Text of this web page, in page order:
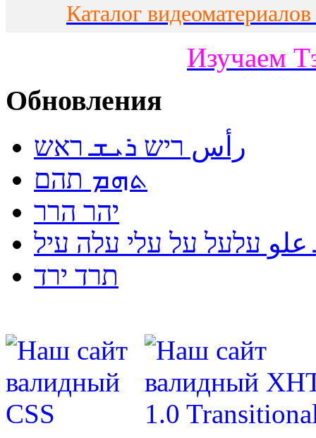
Каталог
Изучаем
Обновления
رأس ריש ܪܝܫ ראש
ܬܗܡ תהם
יהר הרר
עלעל על עלי עלה עיל
תרד ירד